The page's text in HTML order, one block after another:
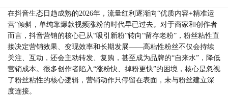
在抖音生态日趋成熟的2026年，流量红利逐渐向“优质内容+精准运
营”倾斜，单纯靠爆款视频涨粉的时代早已过去。对于商家和创作者
而言，抖音营销的核心已从“吸引新粉”转向“留存老粉”，粉丝粘性直
接决定营销效果、变现效率和长期发展——高粘性粉丝不仅会持续
关注、互动，还会主动转发、复购，甚至成为品牌的“自来水”，降低
营销成本。很多创作者陷入“涨粉快、掉粉更快”的困境，核心是忽视
了粉丝粘性的核心逻辑，营销动作只停留在表面，未与粉丝建立深
度连接。